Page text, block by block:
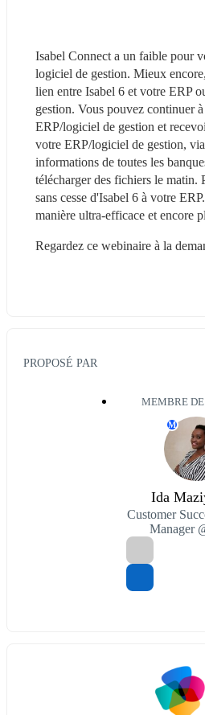
Isabel Connect a un faible pour
logiciel de gestion. Mieux
lien entre Isabel 6 et votre ERP
gestion. Vous pouvez continuer
ERP/logiciel de gestion et
votre ERP/logiciel de gestion,
informations de toutes les
télécharger des fichiers le matin.
sans cesse d'Isabel 6 à votre
manière ultra-efficace et encore
Regardez ce webinaire à la
PROPOSÉ PAR
MEMBRE
M
Ida
Customer
Manager